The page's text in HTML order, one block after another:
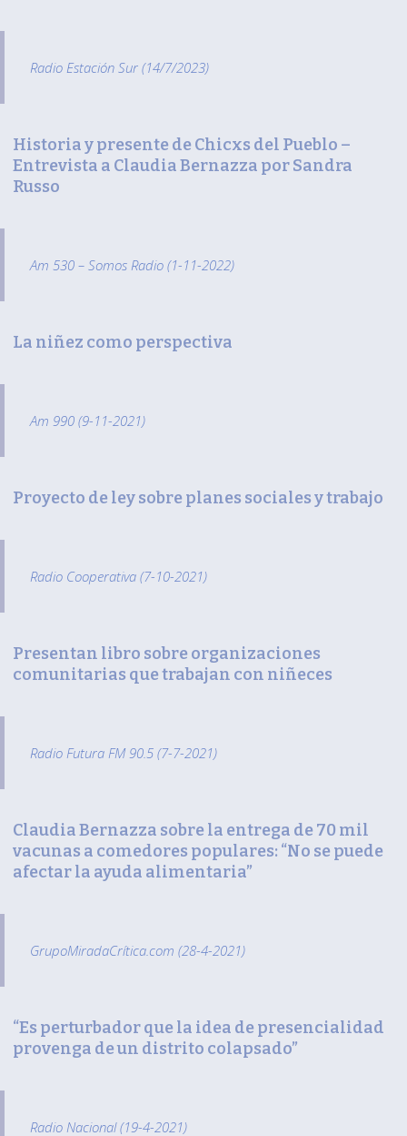
Radio Estación Sur (14/7/2023)
Historia y presente de Chicxs del Pueblo –
Entrevista a Claudia Bernazza por Sandra
Russo
Am 530 – Somos Radio (1-11-2022)
La niñez como perspectiva
Am 990 (9-11-2021)
Proyecto de ley sobre planes sociales y trabajo
Radio Cooperativa (7-10-2021)
Presentan libro sobre organizaciones
comunitarias que trabajan con niñeces
Radio Futura FM 90.5 (7-7-2021)
Claudia Bernazza sobre la entrega de 70 mil
vacunas a comedores populares: “No se puede
afectar la ayuda alimentaria”
GrupoMiradaCrítica.com (28-4-2021)
“Es perturbador que la idea de presencialidad
provenga de un distrito colapsado”
Radio Nacional (19-4-2021)